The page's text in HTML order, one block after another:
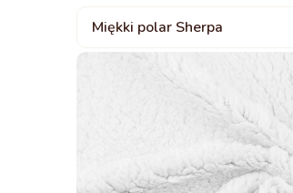
Miękki polar Sherpa